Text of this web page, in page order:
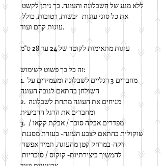
את כל סוגי עוגות- יבשות, רטובות, כולל
עוגות קרם ועוד.
עוגות מתאימות לקוטר של 24 עד 28 ס"מ
זה כל כך פשוט לשימוש:
1. מחברים 3 רגליים לשבלונה ומעמידים על
השולחן בהתאם לגובה העוגה
2. מניחים את העוגה מתחת לשבלונה
ומחברים את הרגל הרביעית
3. מפדרים אבקה סוכר / אבקת קקאו /
דקה-במרחק קטן מהעוגה. תמיד אפשר